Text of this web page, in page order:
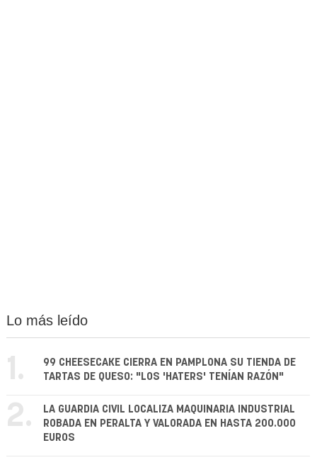
Lo más leído
1.
99 CHEESECAKE CIERRA EN PAMPLONA SU TIENDA DE
TARTAS DE QUESO: "LOS 'HATERS' TENÍAN RAZÓN"
2.
LA GUARDIA CIVIL LOCALIZA MAQUINARIA INDUSTRIAL
ROBADA EN PERALTA Y VALORADA EN HASTA 200.000
EUROS